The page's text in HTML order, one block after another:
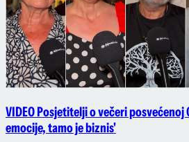
VIDEO Posjetitelji o večeri posvećenoj
emocije, tamo je biznis'